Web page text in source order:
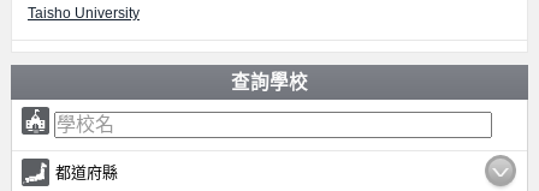
Taisho University
查詢學校
都道府縣